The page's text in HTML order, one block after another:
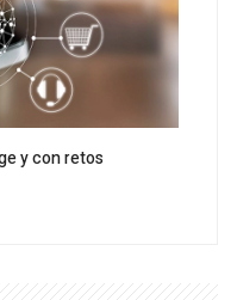
y con retos